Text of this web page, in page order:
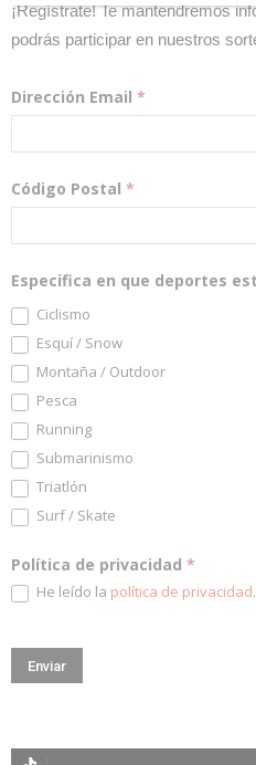
¡Regístrate! Te mantendremos
podrás participar en nuestros
Dirección Email *
Código Postal *
Especifica en que deportes
Ciclismo
Esquí / Snow
Montaña / Outdoor
Pesca
Running
Submarinismo
Triatlón
Surf / Skate
Política de privacidad *
He leído la política de privacidad.